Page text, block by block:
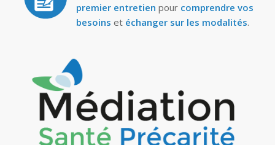
premier entretien pour comprendre vos
besoins et échanger sur les modalités.